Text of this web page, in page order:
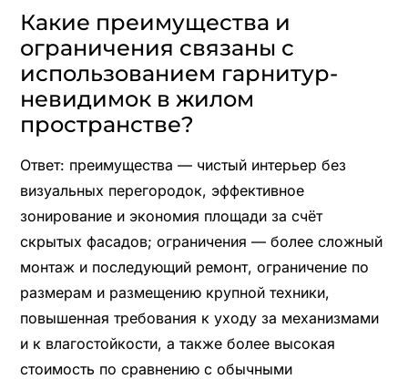
Какие преимущества и
ограничения связаны с
использованием гарнитур-
невидимок в жилом
пространстве?
Ответ: преимущества — чистый интерьер без
визуальных перегородок, эффективное
зонирование и экономия площади за счёт
скрытых фасадов; ограничения — более сложный
монтаж и последующий ремонт, ограничение по
размерам и размещению крупной техники,
повышенная требования к уходу за механизмами
и к влагостойкости, а также более высокая
стоимость по сравнению с обычными